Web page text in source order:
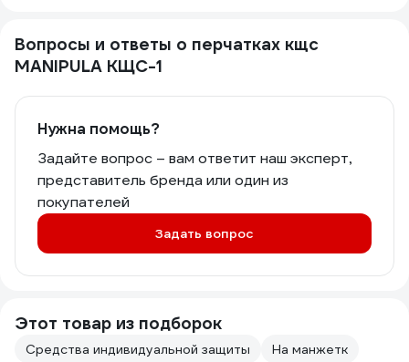
Вопросы и ответы о перчатках кщс
MANIPULA КЩС-1
Нужна помощь?
Задайте вопрос – вам ответит наш эксперт,
представитель бренда или один из
покупателей
Задать вопрос
Этот товар из подборок
Средства индивидуальной защиты
На манжетк